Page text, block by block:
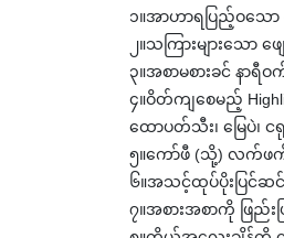
၁။အာဟာရပြည့်ဝသော
၂။သကြားများသော ဖ
၃။အစာမစားခင် န
၄။ဝိတ်ကျစေမည့်
ထောပတ်သီး၊ မြေပဲ၊
၅။ကော်ဖီ (သို့) လက်
၆။အသင့်ထုပ်ပိုးပြင်ဆင်
၇။အစားအစာကို ဖြည်